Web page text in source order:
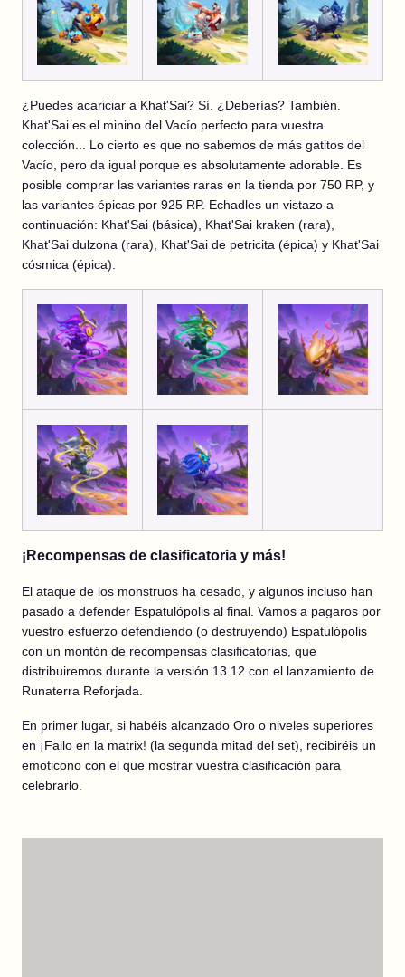
¿Puedes acariciar a Khat'Sai? Sí. ¿Deberías? También.
Khat'Sai es el minino del Vacío perfecto para vuestra
colección... Lo cierto es que no sabemos de más gatitos del
Vacío, pero da igual porque es absolutamente adorable. Es
posible comprar las variantes raras en la tienda por 750 RP, y
las variantes épicas por 925 RP. Echadles un vistazo a
continuación: Khat'Sai (básica), Khat'Sai kraken (rara),
Khat'Sai dulzona (rara), Khat'Sai de petricita (épica) y Khat'Sai
cósmica (épica).
¡Recompensas de clasificatoria y más!
El ataque de los monstruos ha cesado, y algunos incluso han
pasado a defender Espatulópolis al final. Vamos a pagaros por
vuestro esfuerzo defendiendo (o destruyendo) Espatulópolis
con un montón de recompensas clasificatorias, que
distribuiremos durante la versión 13.12 con el lanzamiento de
Runaterra Reforjada.
En primer lugar, si habéis alcanzado Oro o niveles superiores
en ¡Fallo en la matrix! (la segunda mitad del set), recibiréis un
emoticono con el que mostrar vuestra clasificación para
celebrarlo.